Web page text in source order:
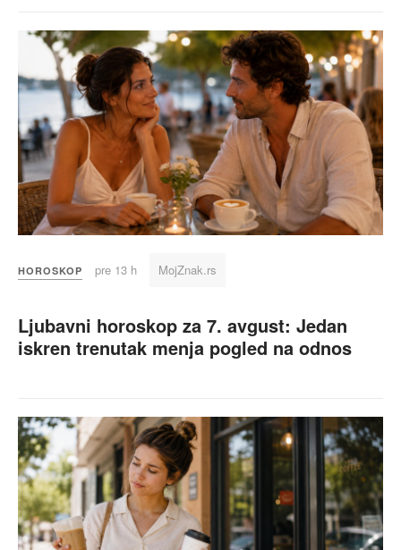
HOROSKOP pre 13 h MojZnak.rs
Ljubavni horoskop za 7. avgust: Jedan
iskren trenutak menja pogled na odnos